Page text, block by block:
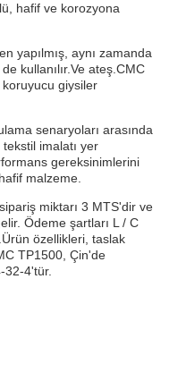
hafif ve korozyona
yapılmış, aynı zamanda
kullanılır.Ve ateş.CMC
giysiler
senaryoları arasında
imalatı yer
gereksinimlerini
malzeme.
miktarı 3 MTS'dir ve
Ödeme şartları L / C
özellikleri, taslak
TP1500, Çin'de
32-4'tür.